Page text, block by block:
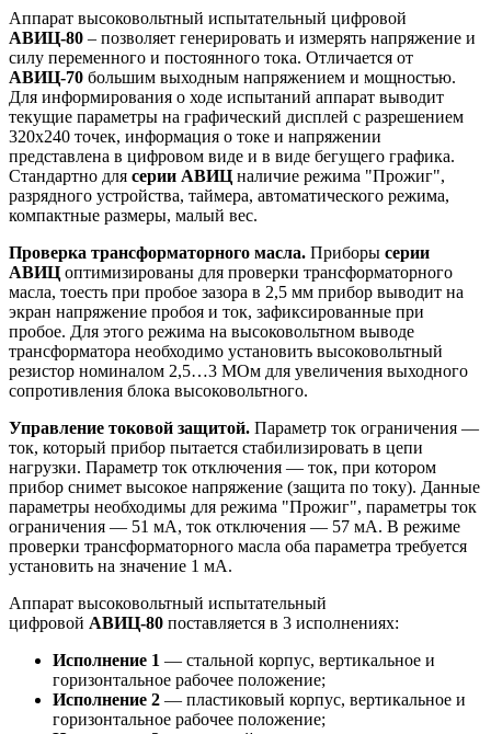
Аппарат высоковольтный испытательный цифровой
АВИЦ-80 – позволяет генерировать и измерять напряжение и
силу переменного и постоянного тока. Отличается от
АВИЦ-70 большим выходным напряжением и мощностью.
Для информирования о ходе испытаний аппарат выводит
текущие параметры на графический дисплей c разрешением
320х240 точек, информация о токе и напряжении
представлена в цифровом виде и в виде бегущего графика.
Стандартно для серии АВИЦ наличие режима "Прожиг",
разрядного устройства, таймера, автоматического режима,
компактные размеры, малый вес.
Проверка трансформаторного масла. Приборы серии
АВИЦ оптимизированы для проверки трансформаторного
масла, тоесть при пробое зазора в 2,5 мм прибор выводит на
экран напряжение пробоя и ток, зафиксированные при
пробое. Для этого режима на высоковольтном выводе
трансформатора необходимо установить высоковольтный
резистор номиналом 2,5…3 МОм для увеличения выходного
сопротивления блока высоковольтного.
Управление токовой защитой. Параметр ток ограничения —
ток, который прибор пытается стабилизировать в цепи
нагрузки. Параметр ток отключения — ток, при котором
прибор снимет высокое напряжение (защита по току). Данные
параметры необходимы для режима "Прожиг", параметры ток
ограничения — 51 мА, ток отключения — 57 мА. В режиме
проверки трансформаторного масла оба параметра требуется
установить на значение 1 мА.
Аппарат высоковольтный испытательный
цифровой АВИЦ-80 поставляется в 3 исполнениях:
Исполнение 1 — стальной корпус, вертикальное и
горизонтальное рабочее положение;
Исполнение 2 — пластиковый корпус, вертикальное и
горизонтальное рабочее положение;